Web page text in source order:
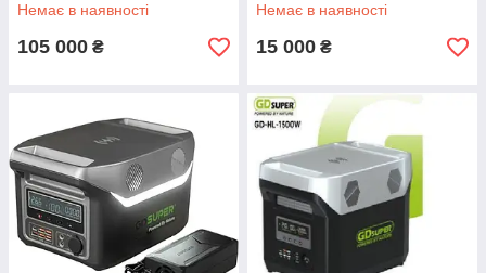
Немає в наявності
105 000 ₴
Немає в наявності
15 000 ₴